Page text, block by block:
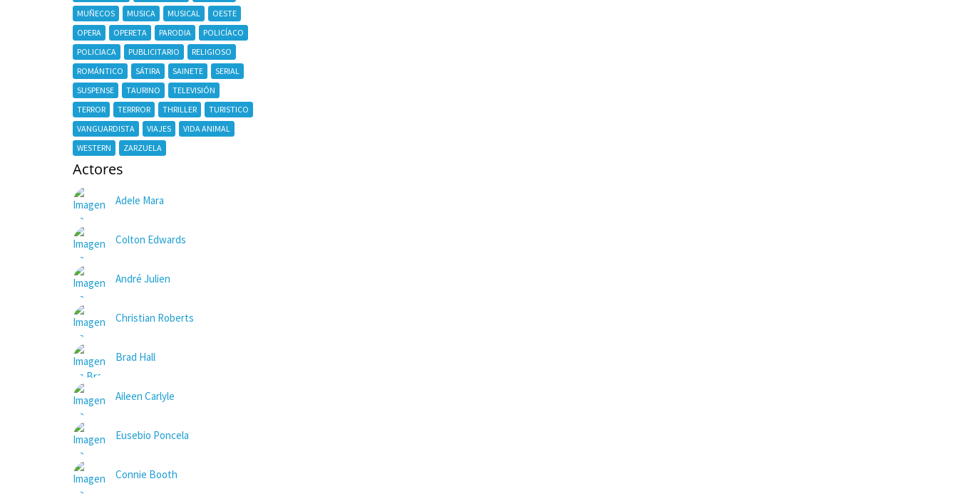
MUÑECOS
MUSICA MUSICAL
OESTE
OPERA
OPERETA PARODIA
POLICÍACO
POLICIACA
PUBLICITARIO
RELIGIOSO
ROMÁNTICO
SÁTIRA SAINETE
SERIAL
SUSPENSE
TAURINO
TELEVISIÓN
TERROR
TERRROR THRILLER
TURISTICO
VANGUARDISTA
VIAJES
VIDA ANIMAL
WESTERN
ZARZUELA
Actores
Adele Mara
Colton Edwards
André Julien
Christian Roberts
Brad Hall
Aileen Carlyle
Eusebio Poncela
Connie Booth